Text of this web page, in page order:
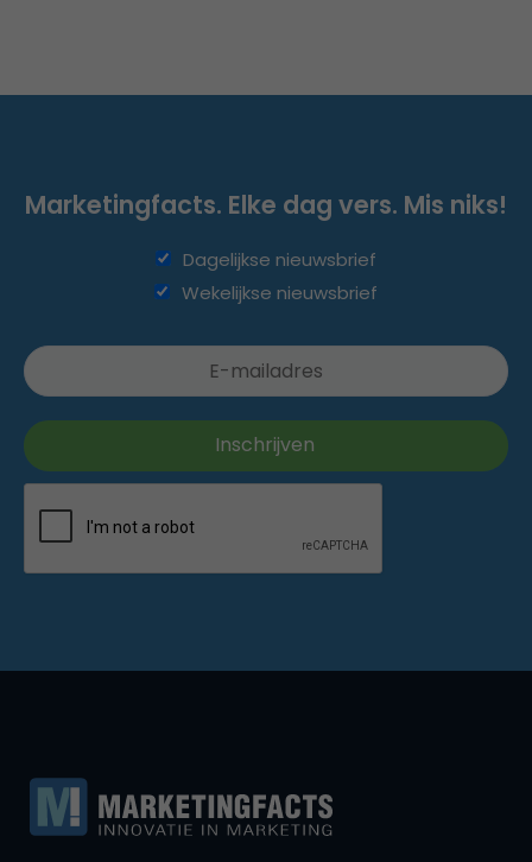
Marketingfacts. Elke dag vers. Mis niks!
Dagelijkse nieuwsbrief
Wekelijkse nieuwsbrief